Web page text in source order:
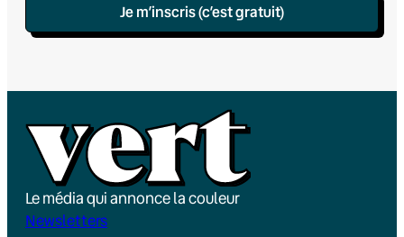
Je m’inscris (c’est gratuit)
Le média qui annonce la couleur
Newsletters